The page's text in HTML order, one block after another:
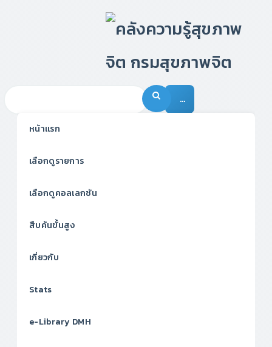
…
หน้าแรก
เลือกดูรายการ
เลือกดูคอลเลกชัน
สืบค้นขั้นสูง
เกี่ยวกับ
Stats
e-Library DMH